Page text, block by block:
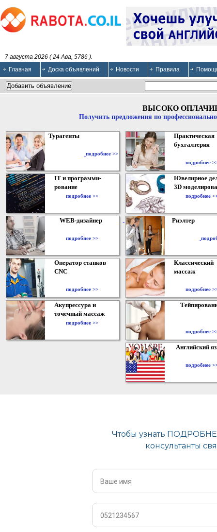
7 августа 2026 ( 24 Ава, 5786 ).
Главная
Доска объявлений Новости Правила
ВЫСОКО
Получить предложения по
Турагенты
подробнее >>
Практическая
бухгалтерия
подробнее
IT и программи-
рование
подробнее >>
Ювелирное
3D
подробнее
WEB-дизайнер
подробнее >>
Риэлтер
Оператор станков
CNC
подробнее >>
Классический
массаж
подробнее
Акупрессура и
точечный массаж
подробнее >>
подробнее
Английский
подробнее